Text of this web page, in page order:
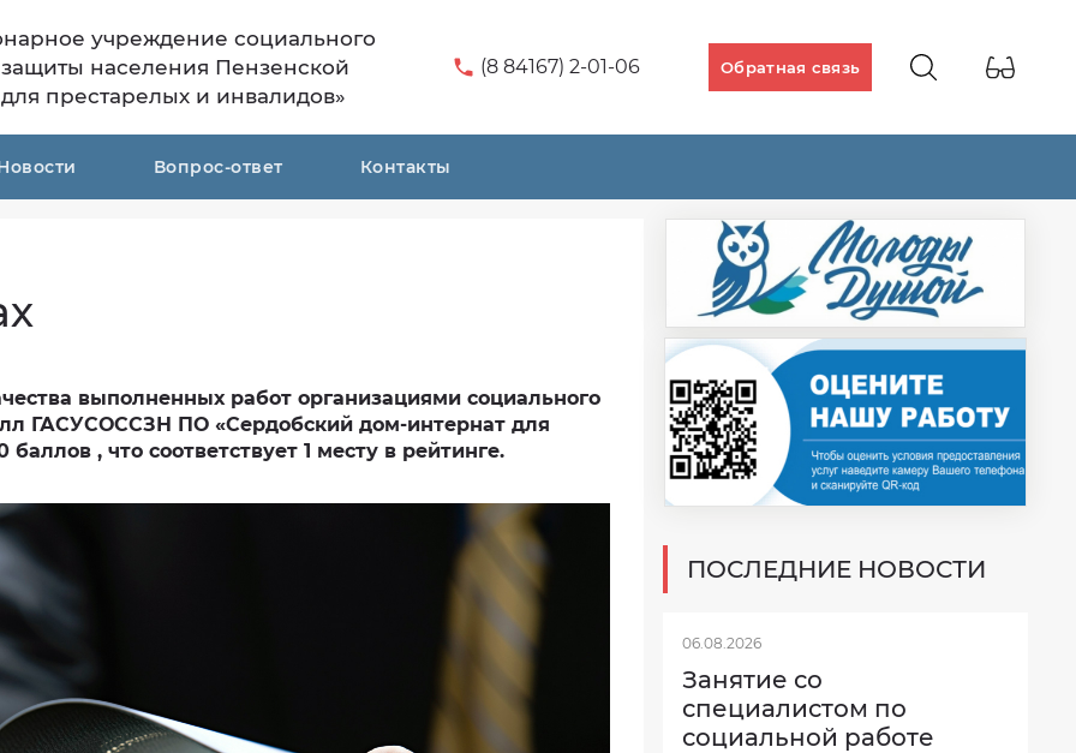
учреждение социального
населения Пензенской
престарелых и инвалидов»
(8 84167) 2-01-06 Обратная связь
Вопрос-ответ Контакты
выполненных работ организациями социального
ГАСУСОССЗН ПО «Сердобский дом-интернат для
, что соответствует 1 месту в рейтинге.
ПОСЛЕДНИЕ НОВОСТИ
06.08.2026
Занятие со
специалистом по
социальной работе